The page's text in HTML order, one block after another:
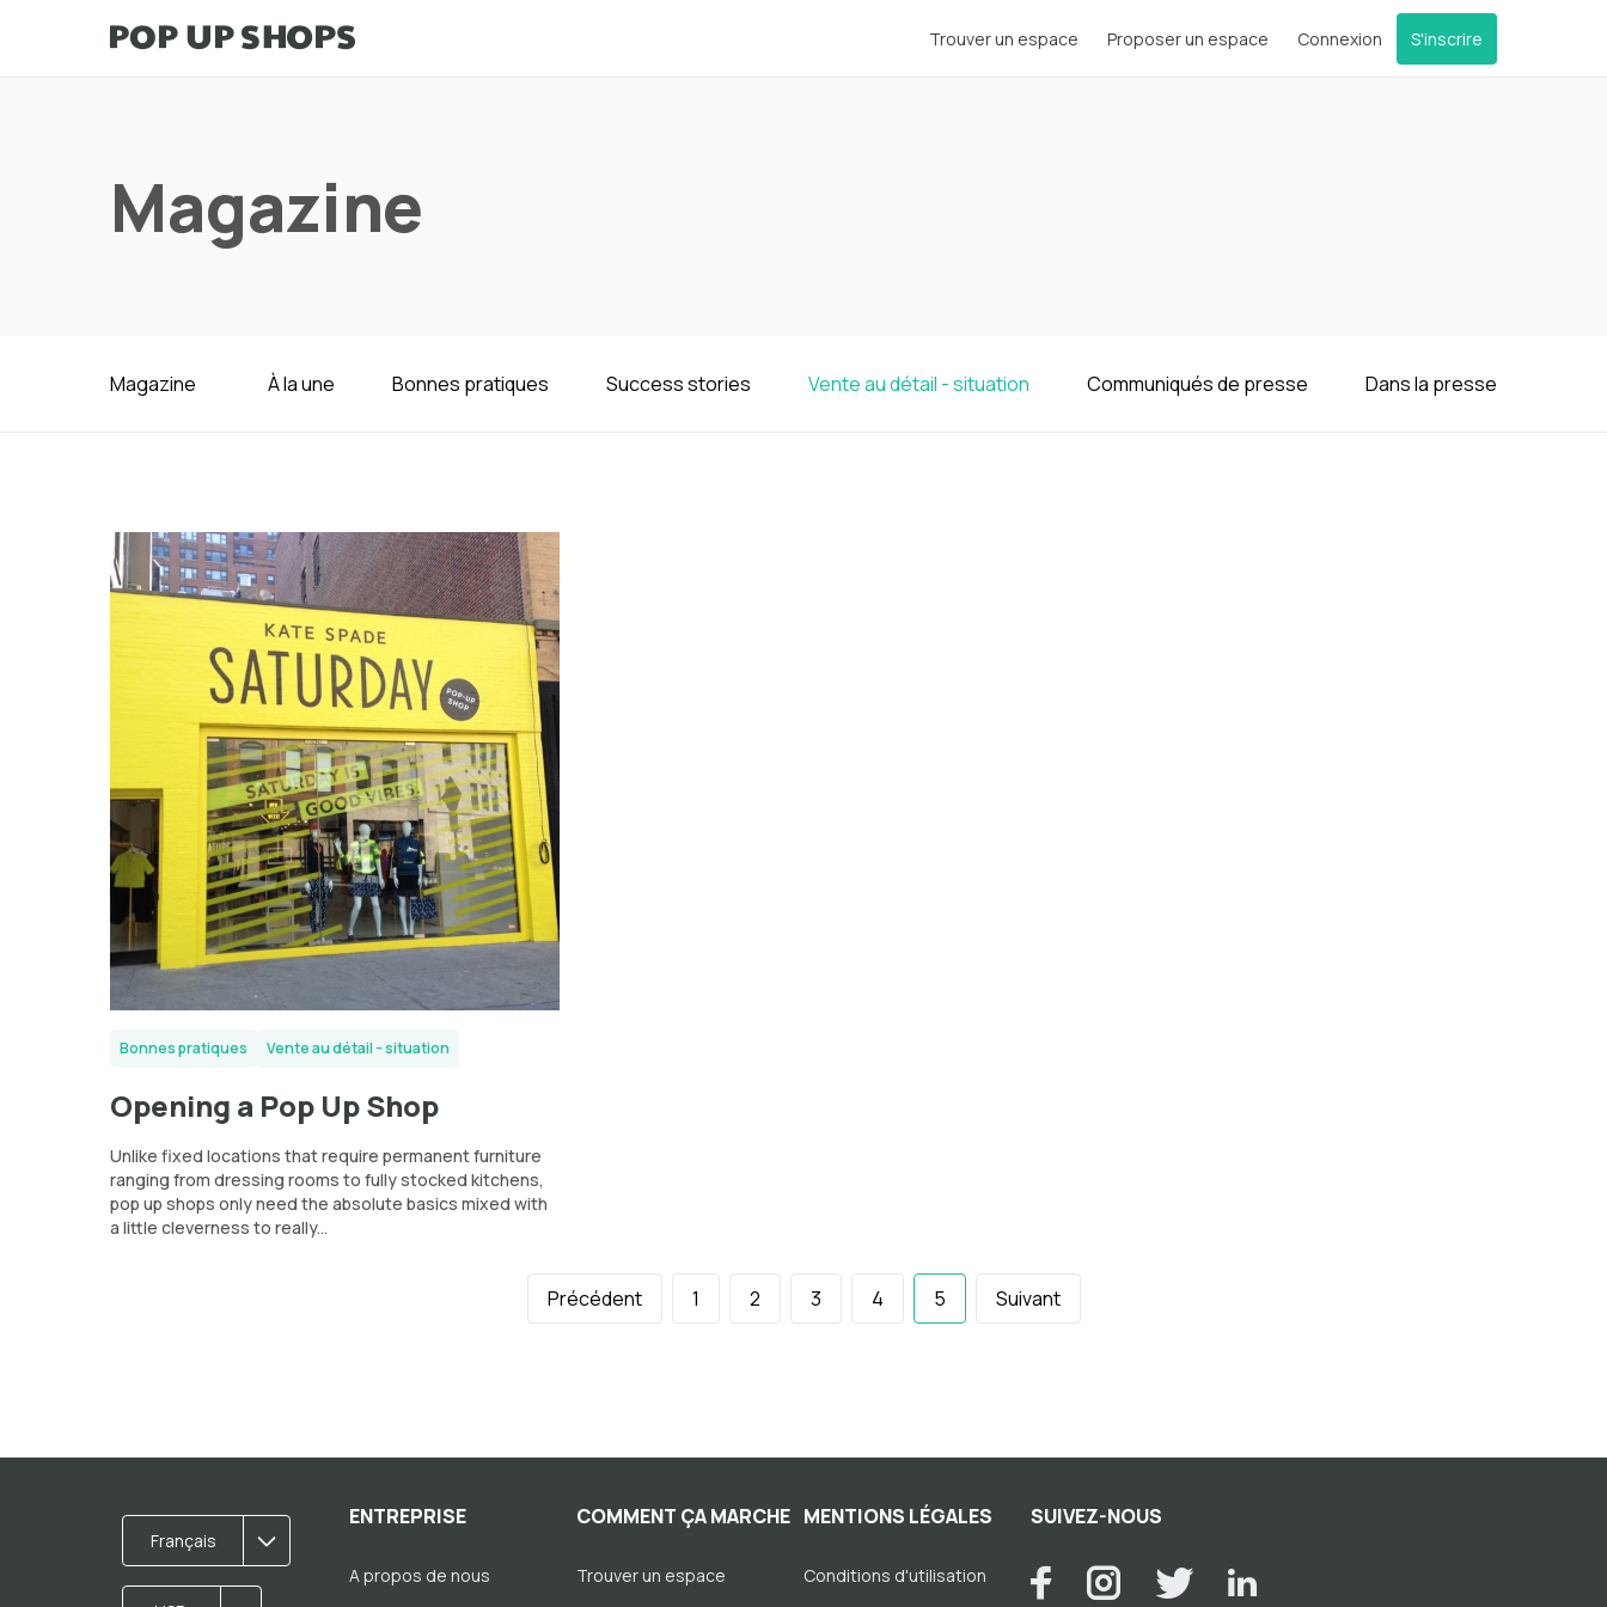
Trouver un espace Proposer un espace Connexion S'inscrire
Magazine
Magazine À la une Bonnes pratiques Success stories Vente au détail - situation Communiqués de presse Dans la presse
Bonnes pratiques Vente au détail - situation
Opening a Pop Up Shop
Unlike fixed locations that require permanent furniture
ranging from dressing rooms to fully stocked kitchens,
pop up shops only need the absolute basics mixed with
a little cleverness to really...
Précédent 1 2 3 4 5 Suivant
Français
ENTREPRISE
A propos de nous
COMMENT ÇA MARCHE
Trouver un espace
MENTIONS LÉGALES
Conditions d'utilisation
SUIVEZ-NOUS